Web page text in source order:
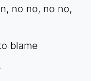
no no, no no,
blame